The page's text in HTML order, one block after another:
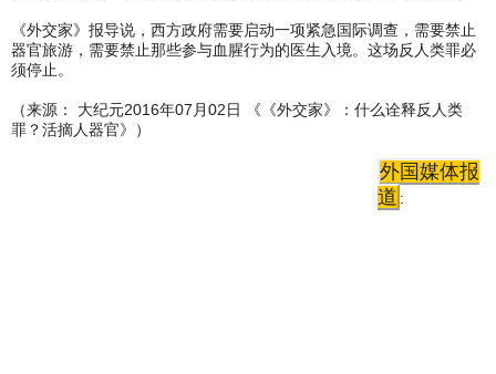
《外交家》报导说，西方政府需要启动一项紧急国际调查，需要禁止
器官旅游，需要禁止那些参与血腥行为的医生入境。这场反人类罪必
须停止。
（来源： 大纪元2016年07月02日 《《外交家》：什么诠释反人类
罪？活摘人器官》）
外国媒体报
道 :